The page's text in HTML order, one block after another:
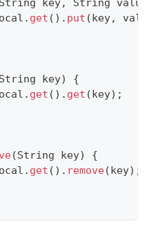
String key, String value
. get ( ) . put (key,
String key)
{
. get ( ) . get (key) ;
(String key)
{
. get ( ) . remove(key) ;